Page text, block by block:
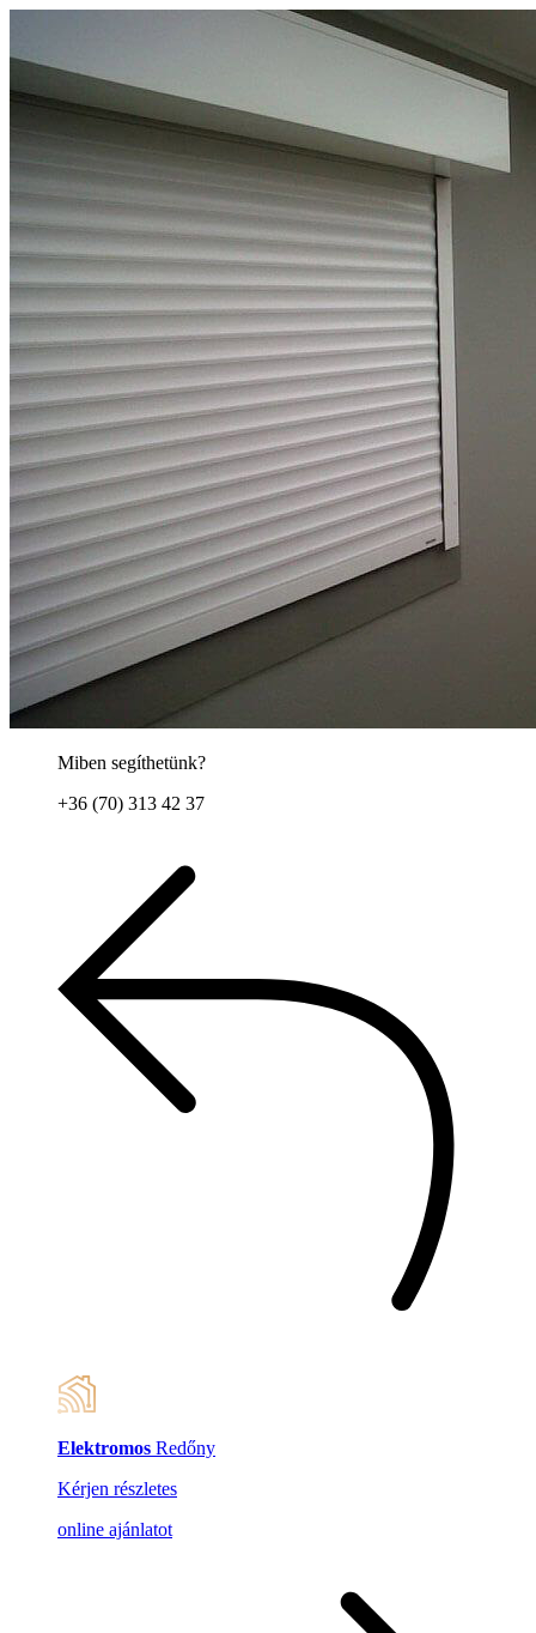
Miben segíthetünk?
+36 (70) 313 42 37
Elektromos Redőny
Kérjen részletes
online ajánlatot